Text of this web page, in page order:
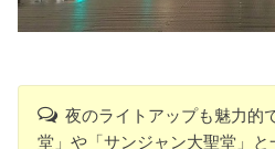
夜のライトアップも魅力的
堂」や「サンジャン大聖堂」